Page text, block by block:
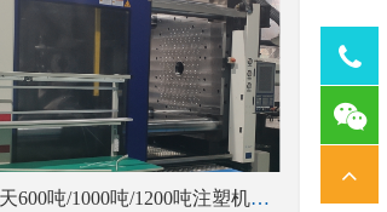
海天600吨/1000吨/1200吨注塑机磁力快速换模
Tel：